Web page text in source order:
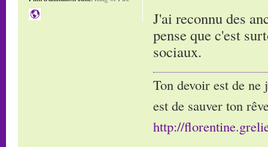
J'ai reconnu des
pense que c'est
sociaux.
Ton devoir est de
est de sauver ton
http://